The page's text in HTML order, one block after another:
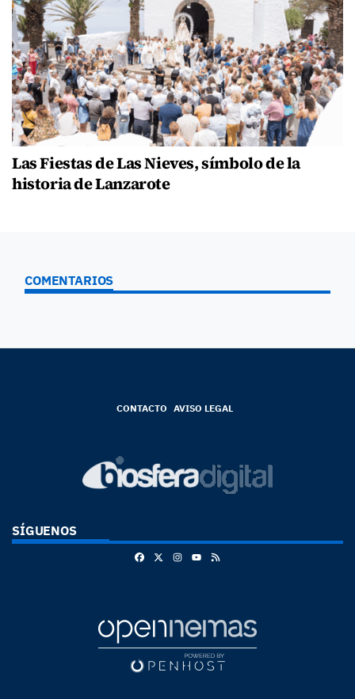
Las Fiestas de Las Nieves, símbolo de la
historia de Lanzarote
COMENTARIOS
CONTACTO AVISO LEGAL
SÍGUENOS
FacebookInstagram